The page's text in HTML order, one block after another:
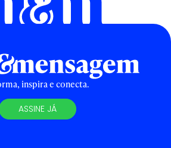
inspira e conecta.
ASSINE JÁ